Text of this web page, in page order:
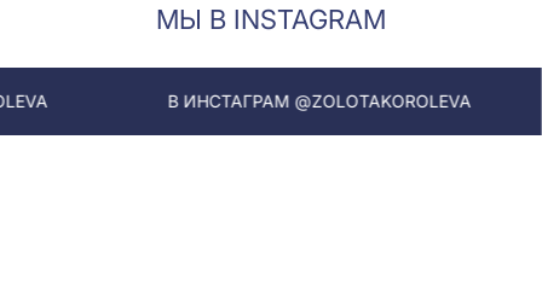
МЫ В INSTAGRAM
В ИНСТАГРАМ @ZOLOTAKOROLEVA